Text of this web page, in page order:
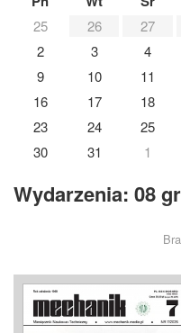
25 26 27
2
3 4
9
10 11
16
17 18
23
24 25
30
31 1
Wydarzenia: 08